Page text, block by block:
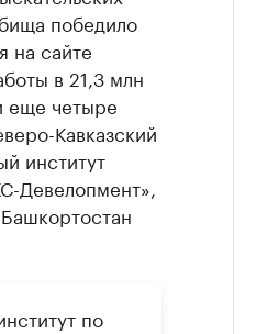
победило
на сайте
в 21,3 млн
еще четыре
Кавказский
институт
Девелопмент»,
по